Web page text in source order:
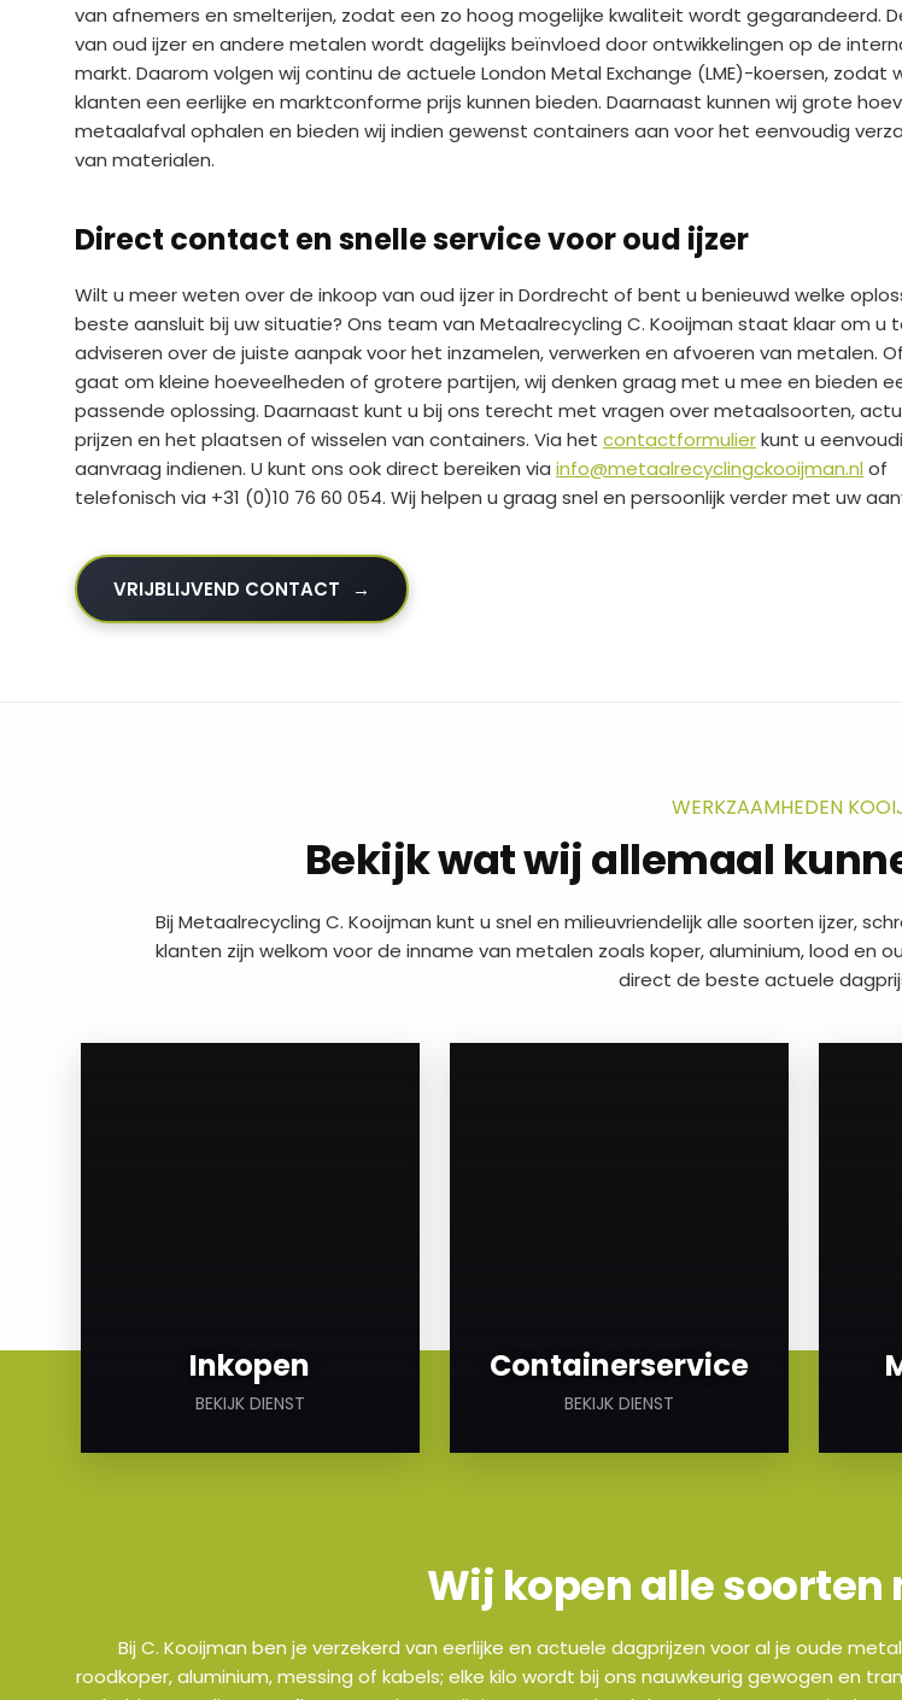
van afnemers en smelterijen, zodat een zo hoog mogelijke kwaliteit wordt gegarandeerd.
van oud ijzer en andere metalen wordt dagelijks beïnvloed door ontwikkelingen op de
markt. Daarom volgen wij continu de actuele London Metal Exchange (LME)-koersen, zodat
klanten een eerlijke en marktconforme prijs kunnen bieden. Daarnaast kunnen wij grote
metaalafval ophalen en bieden wij indien gewenst containers aan voor het eenvoudig
van materialen.
Direct contact en snelle service voor oud ijzer
Wilt u meer weten over de inkoop van oud ijzer in Dordrecht of bent u benieuwd welke
beste aansluit bij uw situatie? Ons team van Metaalrecycling C. Kooijman staat klaar om u
adviseren over de juiste aanpak voor het inzamelen, verwerken en afvoeren van metalen.
gaat om kleine hoeveelheden of grotere partijen, wij denken graag met u mee en bieden
passende oplossing. Daarnaast kunt u bij ons terecht met vragen over metaalsoorten,
prijzen en het plaatsen of wisselen van containers. Via het contactformulierkunt u
aanvraag indienen. U kunt ons ook direct bereiken via info@metaalrecyclingckooijman.nl of
telefonisch via +31 (0)10 76 60 054. Wij helpen u graag snel en persoonlijk verder met uw
VRIJBLIJVEND CONTACT
WERKZAAMHEDEN
Bekijk wat wij allemaal
Bij Metaalrecycling C. Kooijman kunt u snel en milieuvriendelijk alle soorten ijzer,
klanten zijn welkom voor de inname van metalen zoals koper, aluminium, lood en
direct de beste actuele
Inkopen
BEKIJK DIENST
Containerservice
BEKIJK DIENST
Wij kopen alle
Bij C. Kooijman ben je verzekerd van eerlijke en actuele dagprijzen voor al je oude
roodkoper, aluminium, messing of kabels; elke kilo wordt bij ons nauwkeurig gewogen en